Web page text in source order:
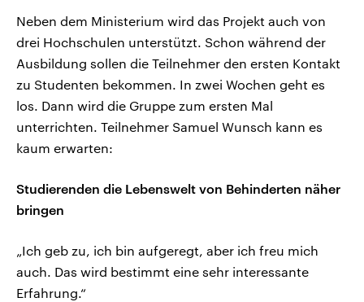
Neben dem Ministerium wird das Projekt auch von
drei Hochschulen unterstützt. Schon während der
Ausbildung sollen die Teilnehmer den ersten Kontakt
zu Studenten bekommen. In zwei Wochen geht es
los. Dann wird die Gruppe zum ersten Mal
unterrichten. Teilnehmer Samuel Wunsch kann es
kaum erwarten:
Studierenden die Lebenswelt von Behinderten näher
bringen
„Ich geb zu, ich bin aufgeregt, aber ich freu mich
auch. Das wird bestimmt eine sehr interessante
Erfahrung.“